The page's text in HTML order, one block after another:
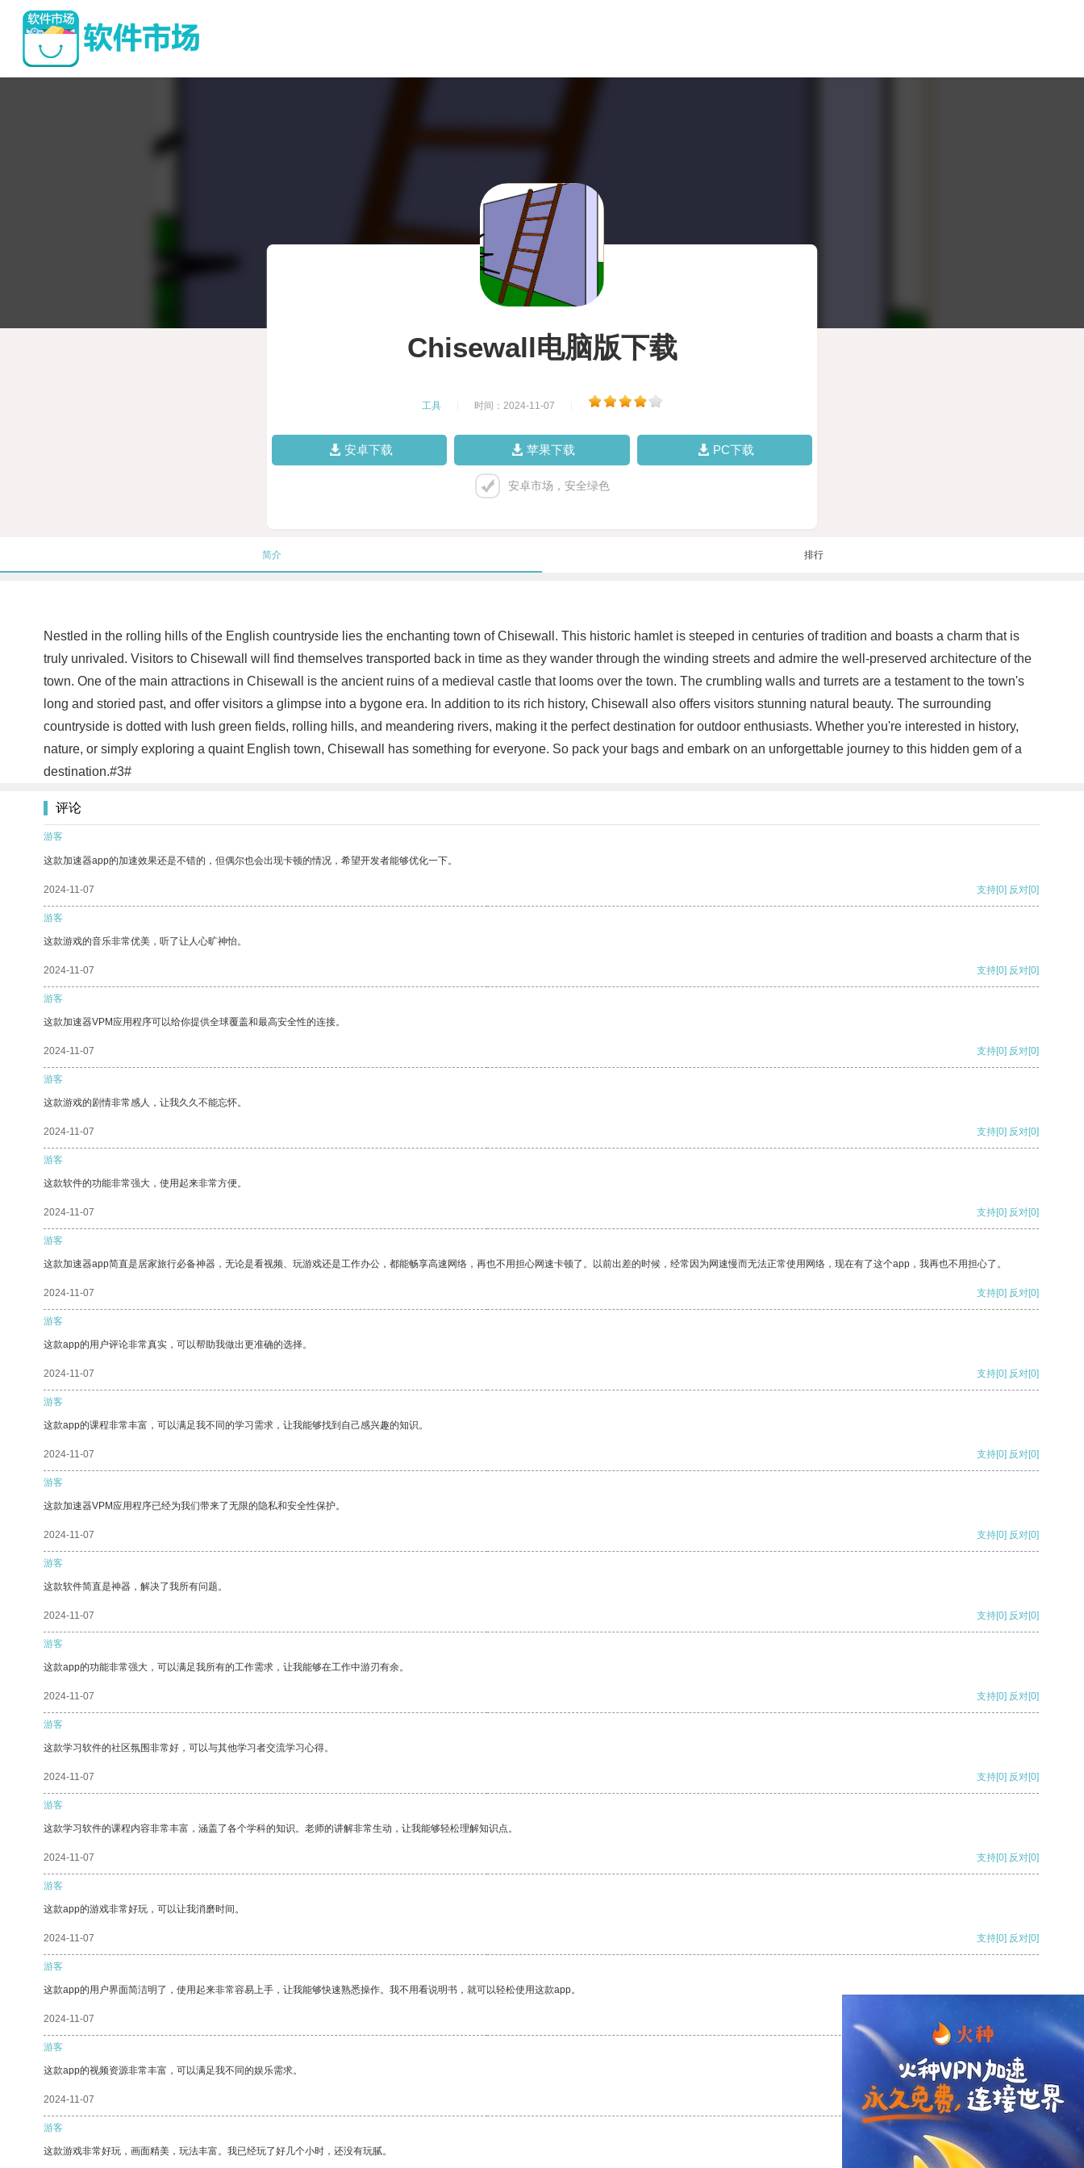
Chisewall电脑版下载
工具 时间：2024-11-07
安卓下载 苹果下载 PC下载
安卓市场，安全绿色
简介 排行
Nestled in the rolling hills of the English countryside lies the enchanting town of Chisewall. This historic hamlet is steeped in centuries of tradition and boasts a charm that is
truly unrivaled. Visitors to Chisewall will find themselves transported back in time as they wander through the winding streets and admire the well-preserved architecture of the
town. One of the main attractions in Chisewall is the ancient ruins of a medieval castle that looms over the town. The crumbling walls and turrets are a testament to the town's
long and storied past, and offer visitors a glimpse into a bygone era. In addition to its rich history, Chisewall also offers visitors stunning natural beauty. The surrounding
countryside is dotted with lush green fields, rolling hills, and meandering rivers, making it the perfect destination for outdoor enthusiasts. Whether you're interested in history,
nature, or simply exploring a quaint English town, Chisewall has something for everyone. So pack your bags and embark on an unforgettable journey to this hidden gem of a
destination.#3#
评论
游客
这款加速器app的加速效果还是不错的，但偶尔也会出现卡顿的情况，希望开发者能够优化一下。
2024-11-07 支持[0] 反对[0]
游客
这款游戏的音乐非常优美，听了让人心旷神怡。
2024-11-07 支持[0] 反对[0]
游客
这款加速器VPM应用程序可以给你提供全球覆盖和最高安全性的连接。
2024-11-07 支持[0] 反对[0]
游客
这款游戏的剧情非常感人，让我久久不能忘怀。
2024-11-07 支持[0] 反对[0]
游客
这款软件的功能非常强大，使用起来非常方便。
2024-11-07 支持[0] 反对[0]
游客
这款加速器app简直是居家旅行必备神器，无论是看视频、玩游戏还是工作办公，都能畅享高速网络，再也不用担心网速卡顿了。以前出差的时候，经常因为网速慢而无法正常使用网络，现在有了这个app，我再也不用担心了。
2024-11-07 支持[0] 反对[0]
游客
这款app的用户评论非常真实，可以帮助我做出更准确的选择。
2024-11-07 支持[0] 反对[0]
游客
这款app的课程非常丰富，可以满足我不同的学习需求，让我能够找到自己感兴趣的知识。
2024-11-07 支持[0] 反对[0]
游客
这款加速器VPM应用程序已经为我们带来了无限的隐私和安全性保护。
2024-11-07 支持[0] 反对[0]
游客
这款软件简直是神器，解决了我所有问题。
2024-11-07 支持[0] 反对[0]
游客
这款app的功能非常强大，可以满足我所有的工作需求，让我能够在工作中游刃有余。
2024-11-07 支持[0] 反对[0]
游客
这款学习软件的社区氛围非常好，可以与其他学习者交流学习心得。
2024-11-07 支持[0] 反对[0]
游客
这款学习软件的课程内容非常丰富，涵盖了各个学科的知识。老师的讲解非常生动，让我能够轻松理解知识点。
2024-11-07 支持[0] 反对[0]
游客
这款app的游戏非常好玩，可以让我消磨时间。
2024-11-07 支持[0] 反对[0]
游客
这款app的用户界面简洁明了，使用起来非常容易上手，让我能够快速熟悉操作。我不用看说明书，就可以轻松使用这款app。
2024-11-07
游客
这款app的视频资源非常丰富，可以满足我不同的娱乐需求。
2024-11-07 支持 [0] 反对[0]
游客
这款游戏非常好玩，画面精美，玩法丰富。我已经玩了好几个小时，还没有玩腻。